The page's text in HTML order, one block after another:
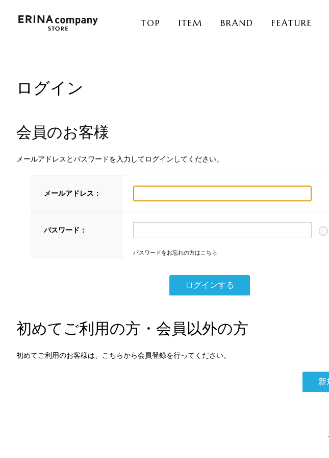
TOP ITEM BRAND FEATURE
ログイン
会員のお客様
メールアドレスとパスワードを入力してログインしてください。
メールアドレス：
パスワード：
パスワードをお忘れの方はこちら
初めてご利用の方・会員以外の方
初めてご利用のお客様は、こちらから会員登録を行ってください。